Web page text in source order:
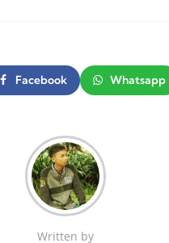
Facebook Whatsapp
Written by